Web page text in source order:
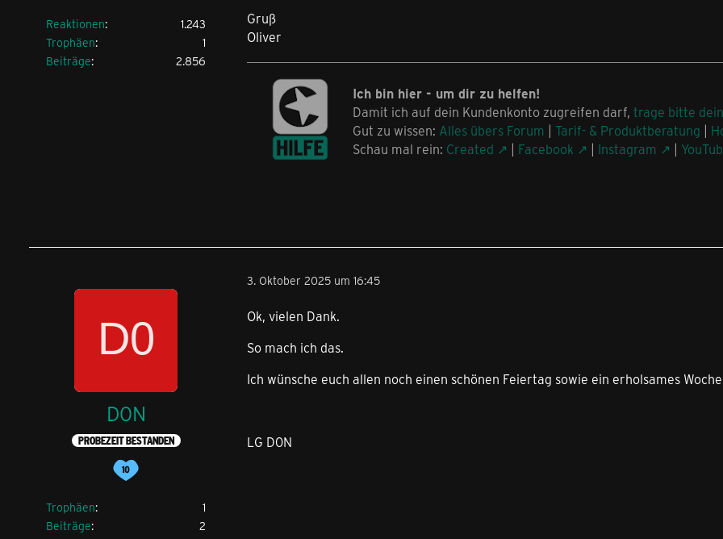
Reaktionen
1.243
Trophäen
1
Beiträge
2.856
Gruß
Oliver
Ich bin hier - um dir zu helfen!
Damit ich auf dein Kundenkonto zugreifen darf, trage bitte
Gut zu wissen: Alles übers Forum | Tarif- & Produktberatung |
Schau mal rein: Created | Facebook | Instagram |
D0N
PROBEZEIT BESTANDEN
Trophäen
1
Beiträge
2
3. Oktober 2025 um 16:45
Ok, vielen Dank.
So mach ich das.
Ich wünsche euch allen noch einen schönen Feiertag sowie ein erholsames
LG D0N